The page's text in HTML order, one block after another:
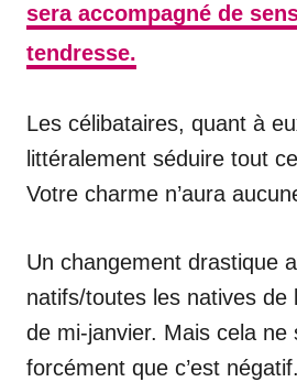
sera accompagné de
tendresse.
Les célibataires, quant à
littéralement séduire tout
Votre charme n’aura
Un changement drastique
natifs/toutes les natives de
de mi-janvier. Mais cela ne
forcément que c’est négatif.